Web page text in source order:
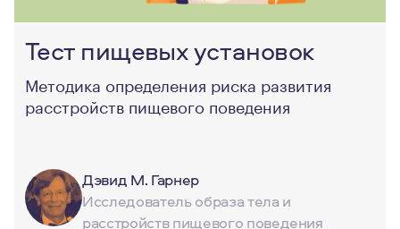
Тест пищевых установок
Методика определения риска развития
расстройств пищевого поведения
Дэвид М. Гарнер
Исследователь образа тела и
расстройств пищевого поведения